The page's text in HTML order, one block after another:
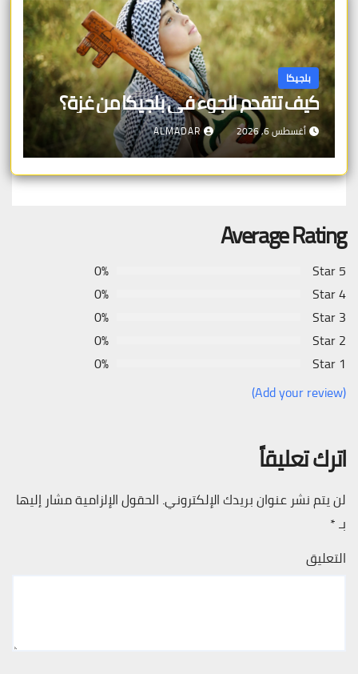
بلجيكا
كيف تتقدم للجوء في بلجيكا من غزة؟
أغسطس 6, 2026 ALMADAR
Average Rating
5 Star
0%
4 Star
0%
3 Star
0%
2 Star
0%
1 Star
0%
(Add your review)
اترك تعليقاً
لن يتم نشر عنوان بريدك الإلكتروني. الحقول الإلزامية مشار إليها
بـ*
التعليق